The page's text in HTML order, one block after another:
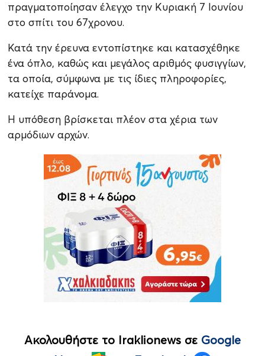
πραγματοποίησαν έλεγχο την Κυριακή 7 Ιουνίου
στο σπίτι του 67χρονου.
Κατά την έρευνα εντοπίστηκε και κατασχέθηκε
ένα όπλο, καθώς και μεγάλος αριθμός φυσιγγίων,
τα οποία, σύμφωνα με τις ίδιες πληροφορίες,
κατείχε παράνομα.
Η υπόθεση βρίσκεται πλέον στα χέρια των
αρμόδιων αρχών.
Ακολουθήστε το Iraklionews σε Google